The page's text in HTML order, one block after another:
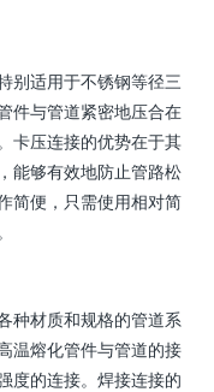
别适用于不锈钢等径三
件与管道紧密地压合在
卡压连接的优势在于其
能够有效地防止管路松
简便，只需使用相对简
种材质和规格的管道系
温熔化管件与管道的接
度的连接。焊接连接的